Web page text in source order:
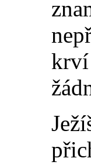
krví